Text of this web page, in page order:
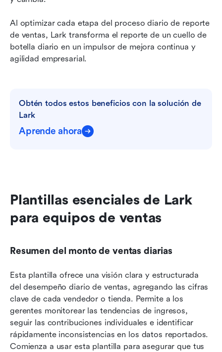
Al optimizar cada etapa del proceso diario de reporte
de ventas, Lark transforma el reporte de un cuello de
botella diario en un impulsor de mejora continua y
agilidad empresarial.
Obtén todos estos beneficios con la solución de
Lark
Aprende ahora
Plantillas esenciales de Lark
para equipos de ventas
Resumen del monto de ventas diarias
Esta plantilla ofrece una visión clara y estructurada
del desempeño diario de ventas, agregando las cifras
clave de cada vendedor o tienda. Permite a los
gerentes monitorear las tendencias de ingresos,
seguir las contribuciones individuales e identificar
rápidamente inconsistencias en los datos reportados.
Comienza a usar esta plantilla para asegurar que tus